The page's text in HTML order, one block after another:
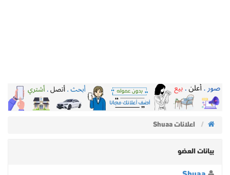
اعلانات Shuaa
بيانات العضو